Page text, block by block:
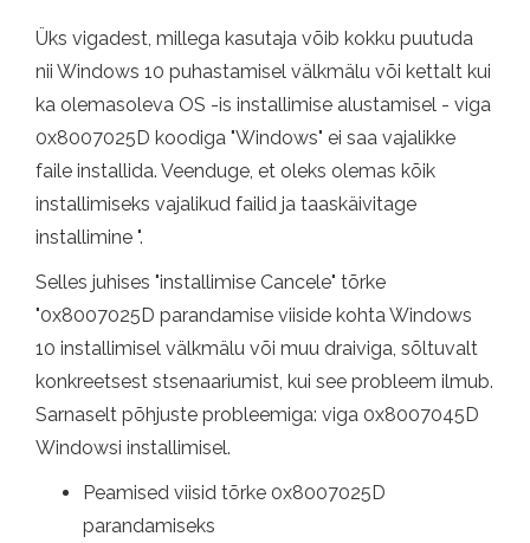
Üks vigadest, millega kasutaja võib kokku puutuda
nii Windows 10 puhastamisel välkmälu või kettalt kui
ka olemasoleva OS -is installimise alustamisel - viga
0x8007025D koodiga "Windows" ei saa vajalikke
faile installida. Veenduge, et oleks olemas kõik
installimiseks vajalikud failid ja taaskäivitage
installimine ".
Selles juhises "installimise Cancele" tõrke
"0x8007025D parandamise viiside kohta Windows
10 installimisel välkmälu või muu draiviga, sõltuvalt
konkreetsest stsenaariumist, kui see probleem ilmub.
Sarnaselt põhjuste probleemiga: viga 0x8007045D
Windowsi installimisel.
Peamised viisid tõrke 0x8007025D
parandamiseks